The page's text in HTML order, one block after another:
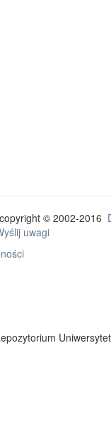
copyright © 2002-2016
uwagi